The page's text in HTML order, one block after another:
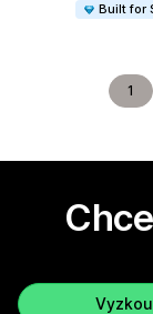
Built for
1